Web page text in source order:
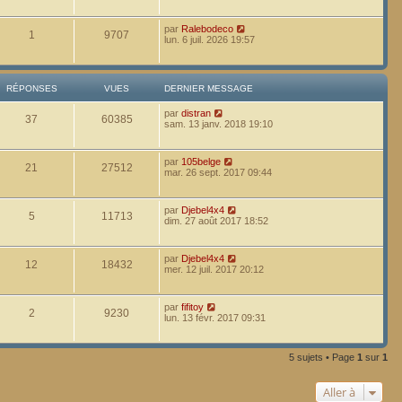
1 9707 par Ralebodeco
lun. 6 juil. 2026 19:57
RÉPONSES VUES DERNIER MESSAGE
37 60385 par distran
sam. 13 janv. 2018 19:10
21 27512 par 105belge
mar. 26 sept. 2017 09:44
5 11713 par Djebel4x4
dim. 27 août 2017 18:52
12 18432 par Djebel4x4
mer. 12 juil. 2017 20:12
2 9230 par fifitoy
lun. 13 févr. 2017 09:31
5 sujets • Page 1 sur 1
Aller à